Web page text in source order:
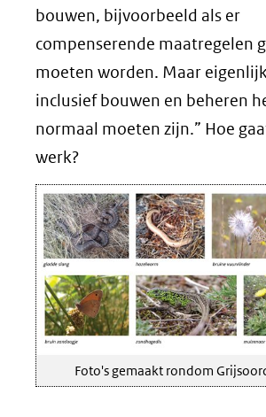
bouwen, bijvoorbeeld als er
compenserende maatregelen
moeten worden. Maar
inclusief bouwen en beheren
normaal moeten zijn.” Hoe
werk?
Foto's gemaakt rondom